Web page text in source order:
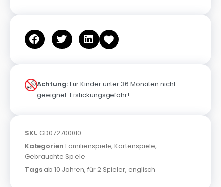
Achtung:Für Kinder unter 36 Monaten nicht
geeignet. Erstickungsgefahr!
SKU GD072700010
Kategorien Familienspiele, Kartenspiele,
Gebrauchte Spiele
Tags ab 10 Jahren, für 2 Spieler, englisch